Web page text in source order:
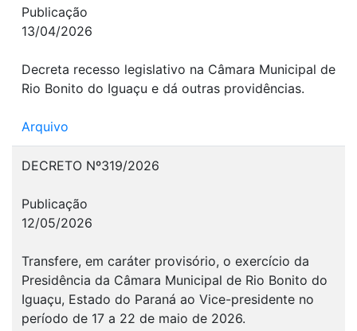
Publicação
13/04/2026
Decreta recesso legislativo na Câmara Municipal de
Rio Bonito do Iguaçu e dá outras providências.
Arquivo
DECRETO Nº319/2026
Publicação
12/05/2026
Transfere, em caráter provisório, o exercício da
Presidência da Câmara Municipal de Rio Bonito do
Iguaçu, Estado do Paraná ao Vice-presidente no
período de 17 a 22 de maio de 2026.